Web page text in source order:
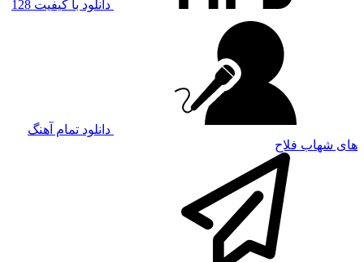
دانلود با کیفیت 128
دانلود تمام آهنگ
های شهاب فلاح